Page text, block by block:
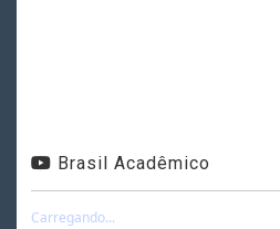
Brasil Acadêmico
Carregando...